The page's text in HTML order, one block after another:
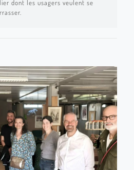
dont les usagers veulent se